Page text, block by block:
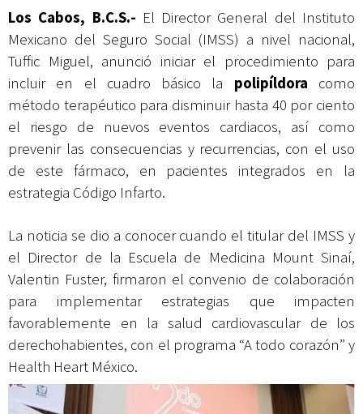
Los Cabos, B.C.S.- El Director General del Instituto
Mexicano del Seguro Social (IMSS) a nivel nacional,
Tuffic Miguel, anunció iniciar el procedimiento para
incluir en el cuadro básico la polipíldora como
método terapéutico para disminuir hasta 40 por ciento
el riesgo de nuevos eventos cardiacos, así como
prevenir las consecuencias y recurrencias, con el uso
de este fármaco, en pacientes integrados en la
estrategia Código Infarto.
La noticia se dio a conocer cuando el titular del IMSS y
el Director de la Escuela de Medicina Mount Sinaí,
Valentin Fuster, firmaron el convenio de colaboración
para implementar estrategias que impacten
favorablemente en la salud cardiovascular de los
derechohabientes, con el programa “A todo corazón” y
Health Heart México.